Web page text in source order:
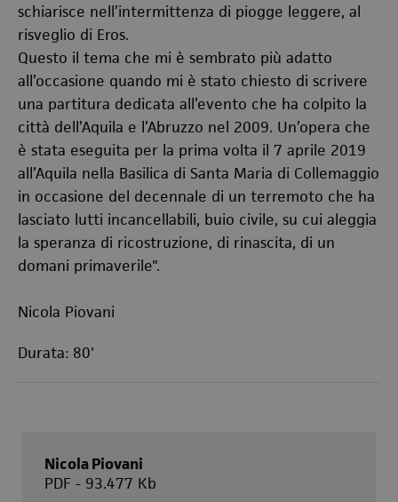
schiarisce nell’intermittenza di piogge leggere, al
risveglio di Eros.
Questo il tema che mi è sembrato più adatto
all’occasione quando mi è stato chiesto di scrivere
una partitura dedicata all’evento che ha colpito la
città dell’Aquila e l’Abruzzo nel 2009. Un’opera che
è stata eseguita per la prima volta il 7 aprile 2019
all’Aquila nella Basilica di Santa Maria di Collemaggio
in occasione del decennale di un terremoto che ha
lasciato lutti incancellabili, buio civile, su cui aleggia
la speranza di ricostruzione, di rinascita, di un
domani primaverile".
Nicola Piovani
Durata: 80'
Nicola Piovani
PDF - 93.477 Kb